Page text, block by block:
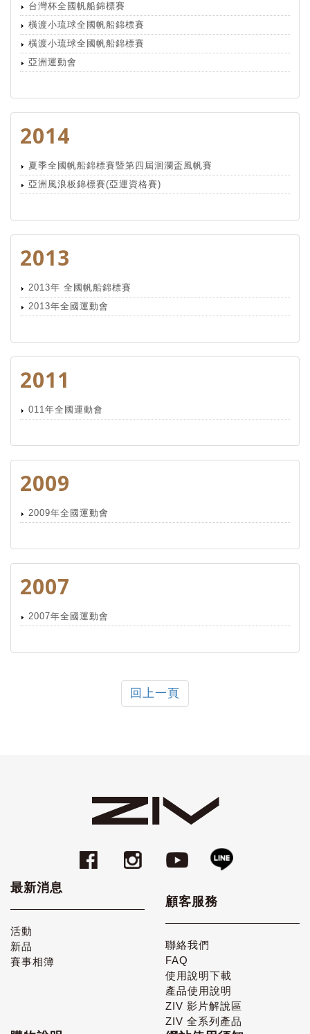
台灣杯全國帆船錦標賽
橫渡小琉球全國帆船錦標賽
橫渡小琉球全國帆船錦標賽
亞洲運動會
2014
夏季全國帆船錦標賽暨第四屆洄瀾盃風帆賽
亞洲風浪板錦標賽(亞運資格賽)
2013
2013年 全國帆船錦標賽
2013年全國運動會
2011
011年全國運動會
2009
2009年全國運動會
2007
2007年全國運動會
回上一頁
最新消息
活動
新品
賽事相簿
顧客服務
聯絡我們
FAQ
使用說明下載
產品使用說明
ZIV 影片解說區
ZIV 全系列產品